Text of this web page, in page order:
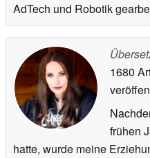
AdTech und Robotik
1680
frühen
hatte, wurde meine